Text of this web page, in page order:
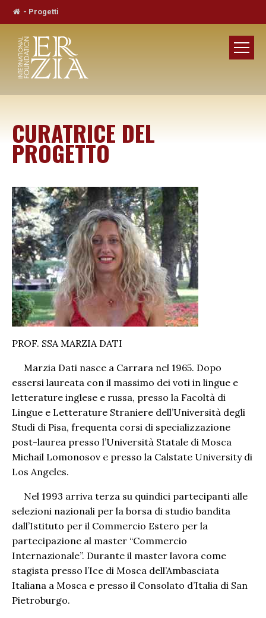
- Progetti
CURATRICE DEL
PROGETTO
PROF. SSA MARZIA DATI
Marzia Dati nasce a Carrara nel 1965. Dopo
essersi laureata con il massimo dei voti in lingue e
letterature inglese e russa, presso la Facoltà di
Lingue e Letterature Straniere dell’Università degli
Studi di Pisa, frequenta corsi di specializzazione
post-laurea presso l’Università Statale di Mosca
Michail Lomonosov e presso la Calstate University di
Los Angeles.
Nel 1993 arriva terza su quindici partecipanti alle
selezioni nazionali per la borsa di studio bandita
dall’Istituto per il Commercio Estero per la
partecipazione al master “Commercio
Internazionale”. Durante il master lavora come
stagista presso l’Ice di Mosca dell’Ambasciata
Italiana a Mosca e presso il Consolato d’Italia di San
Pietroburgo.